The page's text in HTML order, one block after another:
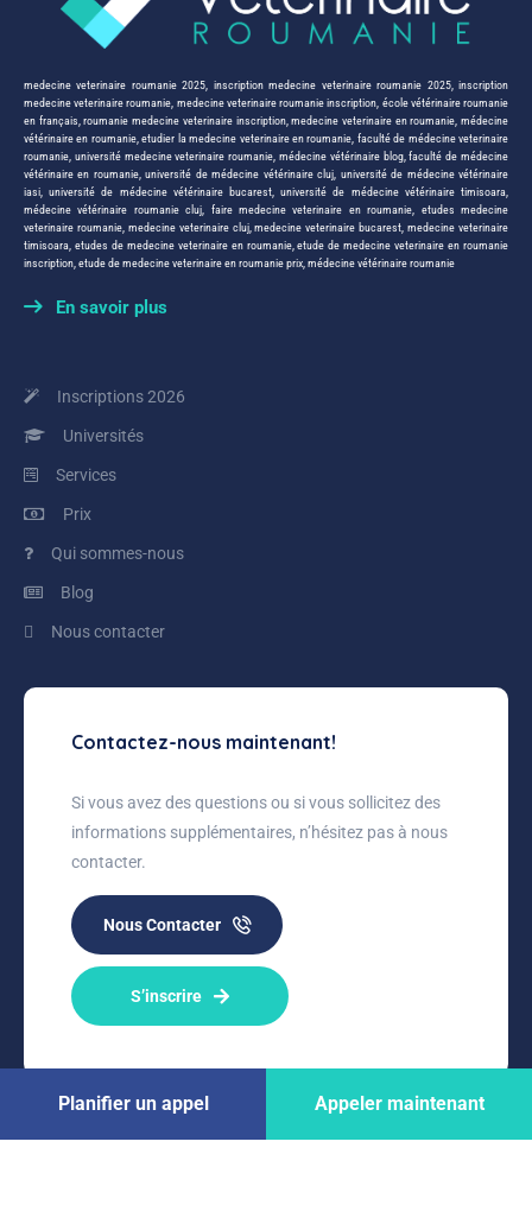
medecine veterinaire roumanie 2025, inscription medecine veterinaire roumanie 2025,inscription
medecine veterinaire roumanie, medecine veterinaire roumanie inscription, école vétérinaire roumanie
en français,roumanie medecine veterinaire inscription,medecine veterinaire en roumanie,médecine
vétérinaire en roumanie,etudier la medecine veterinaire en roumanie, faculté de médecine veterinaire
roumanie, université medecine veterinaire roumanie,médecine vétérinaire blog,faculté de médecine
vétérinaire en roumanie,université de médecine vétérinaire cluj, université de médecine vétérinaire
iasi,université de médecine vétérinaire bucarest,université de médecine vétérinaire timisoara,
médecine vétérinaire roumanie cluj, faire medecine veterinaire en roumanie, etudes medecine
veterinaire roumanie, medecine veterinaire cluj,medecine veterinaire bucarest,medecine veterinaire
timisoara, etudes de medecine veterinaire en roumanie,etude de medecine veterinaire en roumanie
inscription,etude de medecine veterinaire en roumanie prix,médecine vétérinaire roumanie
En savoir plus
Inscriptions 2026
Universités
Services
Prix
Qui sommes-nous
Blog
Nous contacter
Contactez-nous maintenant!
Si vous avez des questions ou si vous sollicitez des
informations supplémentaires, n’hésitez pas à nous
contacter.
Nous Contacter
S’inscrire
Planifier un appel Appeler maintenant